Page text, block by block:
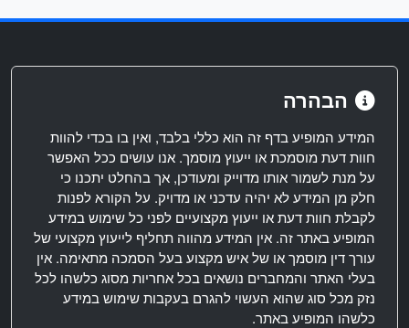
הבהרה
המידע המופיע בדף זה הוא כללי בלבד, ואין בו בכדי להוות
חוות דעת מוסמכת או ייעוץ מוסמך. אנו עושים ככל האפשר
על מנת לשמור אותו מדוייק ומעודכן, אך בהחלט יתכנו כי
חלק מן המידע לא יהיה עדכני או מדויק. על הקורא לפנות
לקבלת חוות דעת או ייעוץ מקצועיים לפני כל שימוש במידע
המופיע באתר זה. אין המידע מהווה תחליף לייעוץ מקצועי של
עורך דין מוסמך או של איש מקצוע בעל הסמכה מתאימה. אין
בעלי האתר והמחברים נושאים בכל אחריות מסוג כלשהו לכל
נזק מכל סוג שהוא העשוי להגרם בעקבות שימוש במידע
כלשהו המופיע באתר.